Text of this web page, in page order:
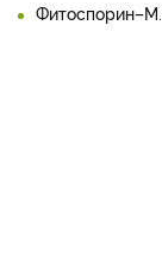
Фитоспорин–М.